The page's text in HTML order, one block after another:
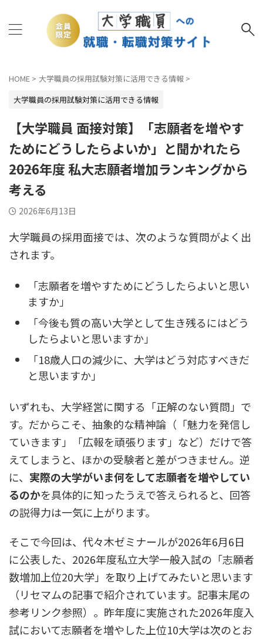
HOME > 大学職員の採用試験対策に活用できる情報 >
大学職員の採用試験対策に活用できる情報
【大学職員 面接対策】「志願者を増やす
ためにどうしたらよいか」と聞かれたら
――2026年度 私大志願者増加ランキングから
考える
2026年6月13日
大学職員の採用面接では、次のような質問がよく出
されます。
「志願者を増やすためにどうしたらよいと思い
ますか」
「今後も質の高い大学として生き残るにはどう
したらよいと思いますか」
「18歳人口の減少に、大学はどう対応すべきだ
と思いますか」
いずれも、大学経営に関する「正解のない質問」で
す。だからこそ、抽象的な精神論（「魅力を発信し
ていきます」「広報を頑張ります」など）だけで答
えてしまうと、ほかの受験者と差がつきません。逆
に、 実際の大学がいま何をして志願者を増やしてい
るのかを具体的に知ったうえで答えられると、回答
の説得力は一気に上がります。
そこで今回は、代々木ゼミナールが2026年6月6日
に公表した、2026年度私立大学一般入試の「志願者
数増加上位20大学」を取り上げてみたいと思います
（リセマムの記事で紹介されています。記事末尾の
参考リンク参照）。昨年度に実施された2026年度入
試において志願者を増やした上位10大学は次のとお